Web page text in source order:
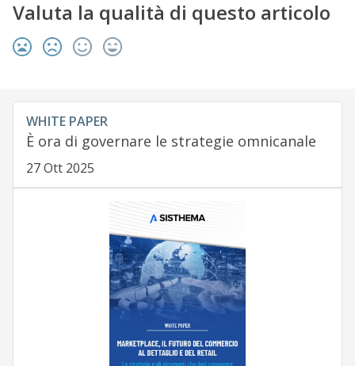
Valuta la qualità di questo articolo
WHITE PAPER
È ora di governare le strategie omnicanale
27 Ott 2025